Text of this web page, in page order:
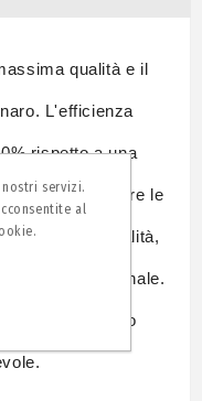
qualità e il
L'efficienza
rispetto a una
di sostituire le
e qualità,
tradizionale.
possiamo
servizi.
al